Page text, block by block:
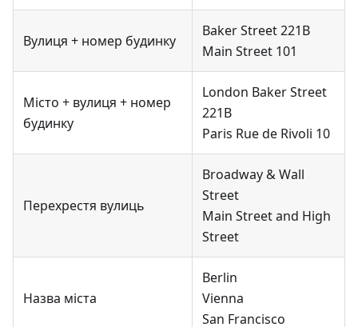
Вулиця + номер будинку
Baker Street 221B
Main Street 101
Місто + вулиця + номер
будинку
London Baker Street
221B
Paris Rue de Rivoli 10
Перехрестя вулиць
Broadway & Wall
Street
Main Street and High
Street
Назва міста
Berlin
Vienna
San Francisco